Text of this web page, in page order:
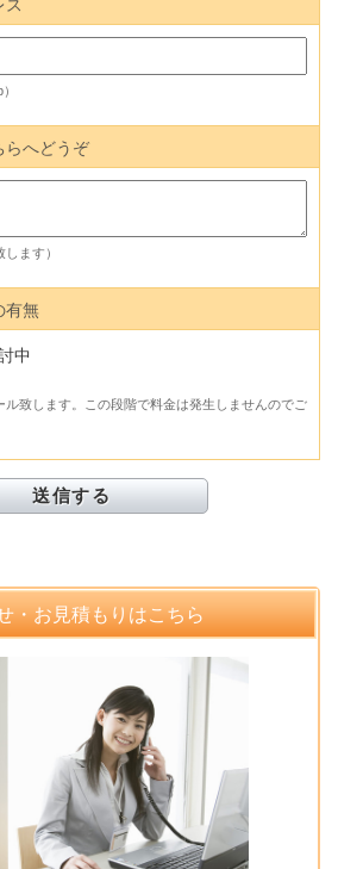
ス
らへどうぞ
ます）
有無
中
ル致します。この段階で料金は発生しませんのでご
・お見積もりはこちら